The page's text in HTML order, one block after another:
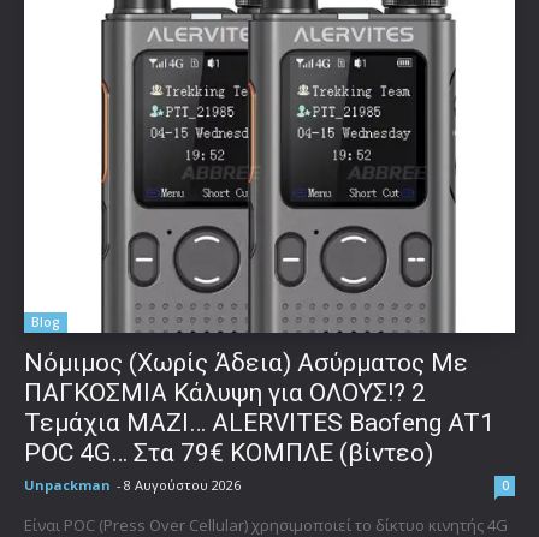
Blog
Νόμιμος (Χωρίς Άδεια) Ασύρματος Με
ΠΑΓΚΟΣΜΙΑ Κάλυψη για ΟΛΟΥΣ!? 2
Τεμάχια ΜΑΖΙ… ALERVITES Baofeng AT1
POC 4G… Στα 79€ ΚΟΜΠΛΕ (βίντεο)
Unpackman - 8 Αυγούστου 2026 0
Είναι POC (Press Over Cellular) χρησιμοποιεί το δίκτυο κινητής 4G